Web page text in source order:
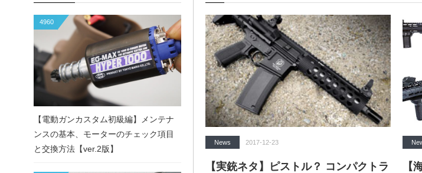
News 2017-12-23
【実銃ネタ】ピストル？ コンパクトラ
【
4960
【電動ガンカスタム初級編】メンテナ
ンスの基本、モーターのチェック項目
と交換方法【ver.2版】